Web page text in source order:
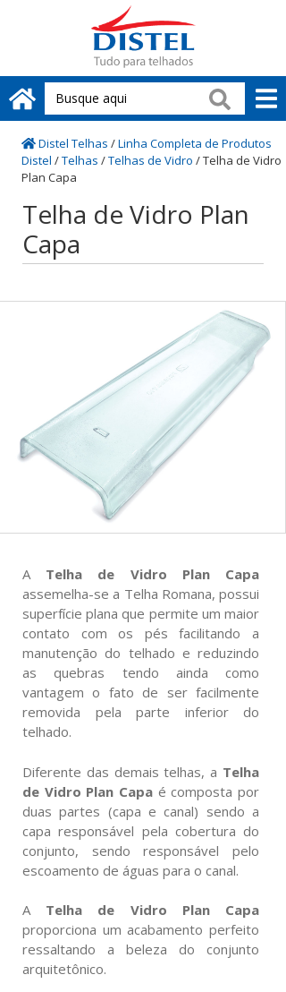
Distel Telhas /Linha Completa de Produtos
Distel /Telhas /Telhas de Vidro /Telha de Vidro
Plan Capa
Telha de Vidro Plan
Capa
A Telha de Vidro Plan Capa
assemelha-se a Telha Romana, possui
superfície plana que permite um maior
contato com os pés facilitando a
manutenção do telhado e reduzindo
as quebras tendo ainda como
vantagem o fato de ser facilmente
removida pela parte inferior do
telhado.
Diferente das demais telhas, a Telha
de Vidro Plan Capa é composta por
duas partes (capa e canal) sendo a
capa responsável pela cobertura do
conjunto, sendo responsável pelo
escoamento de águas para o canal.
A Telha de Vidro Plan Capa
proporciona um acabamento perfeito
ressaltando a beleza do conjunto
arquitetônico.